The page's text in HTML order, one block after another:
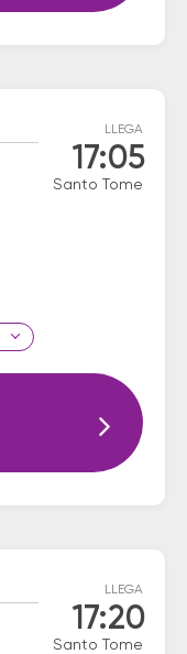
LLEGA
17:05
Santo Tome
LLEGA
17:20
Santo Tome